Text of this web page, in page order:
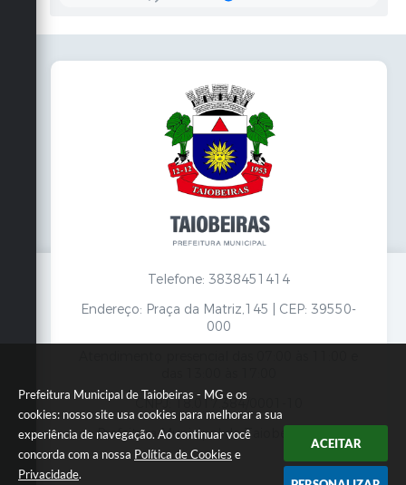
Prefeitura Municipal de Taiobeiras - MG e os
cookies: nosso site usa cookies para melhorar a sua
experiência de navegação. Ao continuar você
concorda com a nossa Política de Cookies e
Privacidade.
ACEITAR
Telefone: 3838451414
Endereço: Praça da Matriz,145 | CEP: 39550-
000
CNPJ: 18.017.384/0001-10
Prefeitura Municipal de Taiobeiras - MG